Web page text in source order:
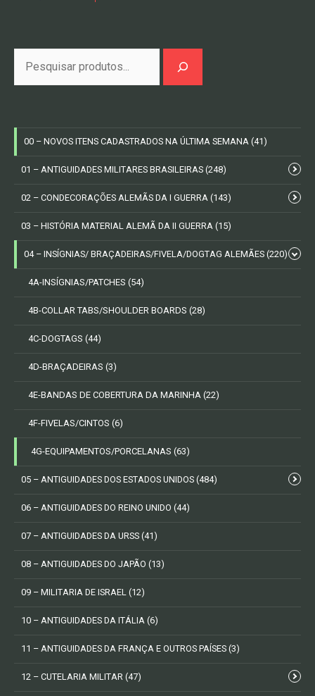
00 – NOVOS ITENS CADASTRADOS NA ÚLTIMA SEMANA (41)
01 – ANTIGUIDADES MILITARES BRASILEIRAS (248)
02 – CONDECORAÇÕES ALEMÃS DA I GUERRA (143)
03 – HISTÓRIA MATERIAL ALEMÃ DA II GUERRA (15)
04 – INSÍGNIAS/ BRAÇADEIRAS/FIVELA/DOGTAG ALEMÃES (220)
4A-INSÍGNIAS/PATCHES (54)
4B-COLLAR TABS/SHOULDER BOARDS (28)
4C-DOGTAGS (44)
4D-BRAÇADEIRAS (3)
4E-BANDAS DE COBERTURA DA MARINHA (22)
4F-FIVELAS/CINTOS (6)
4G-EQUIPAMENTOS/PORCELANAS (63)
05 – ANTIGUIDADES DOS ESTADOS UNIDOS (484)
06 – ANTIGUIDADES DO REINO UNIDO (44)
07 – ANTIGUIDADES DA URSS (41)
08 – ANTIGUIDADES DO JAPÃO (13)
09 – MILITARIA DE ISRAEL (12)
10 – ANTIGUIDADES DA ITÁLIA (6)
11 – ANTIGUIDADES DA FRANÇA E OUTROS PAÍSES (3)
12 – CUTELARIA MILITAR (47)